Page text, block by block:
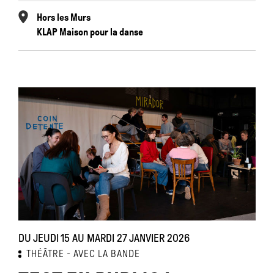
Hors les Murs
KLAP Maison pour la danse
DU JEUDI 15 AU MARDI 27 JANVIER 2026
THÉÂTRE AVEC LA BANDE